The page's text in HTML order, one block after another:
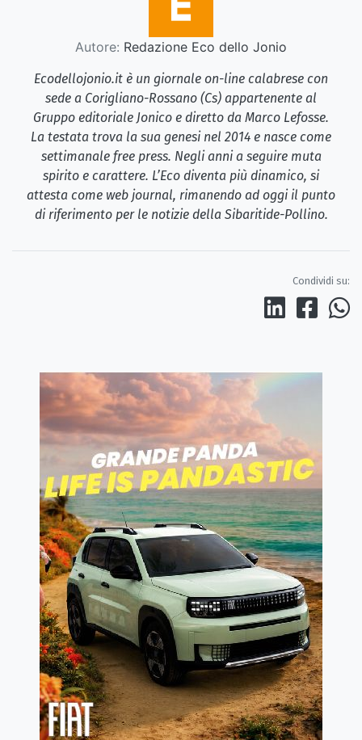
Autore: Redazione Eco dello Jonio
Ecodellojonio.it è un giornale on-line calabrese con
sede a Corigliano-Rossano (Cs) appartenente al
Gruppo editoriale Jonico e diretto da Marco Lefosse.
La testata trova la sua genesi nel 2014 e nasce come
settimanale free press. Negli anni a seguire muta
spirito e carattere. L’Eco diventa più dinamico, si
attesta come web journal, rimanendo ad oggi il punto
di riferimento per le notizie della Sibaritide-Pollino.
Condividi su: